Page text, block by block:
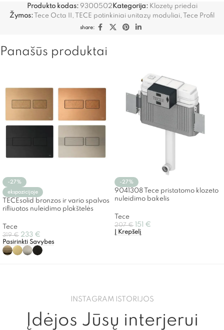
Produkto kodas: 9300502 Kategorija: Klozetų priedai
Žymos:
Tece Octa II , TECE potinkiniai unitazų moduliai, Tece Profil
share:
Panašūs produktai
-27%
ekspozicijoje
TECEsolid bronzos ir vario spalvos
rifliuotos nuleidimo plokštelės
Tece
319€ 233 €
Pasirinkti Savybes
-27%
9041308 Tece pristatomo klozeto
nuleidimo bakelis
Tece
207€ 151 €
Į Krepšelį
INSTAGRAM ISTORIJOS
Įdėjos Jūsų interjerui